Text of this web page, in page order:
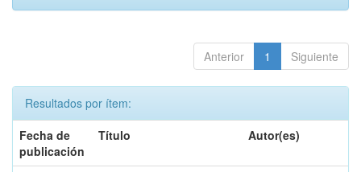
Anterior 1 Siguiente
Resultados por ítem:
Fecha de
publicación
Título Autor(es)